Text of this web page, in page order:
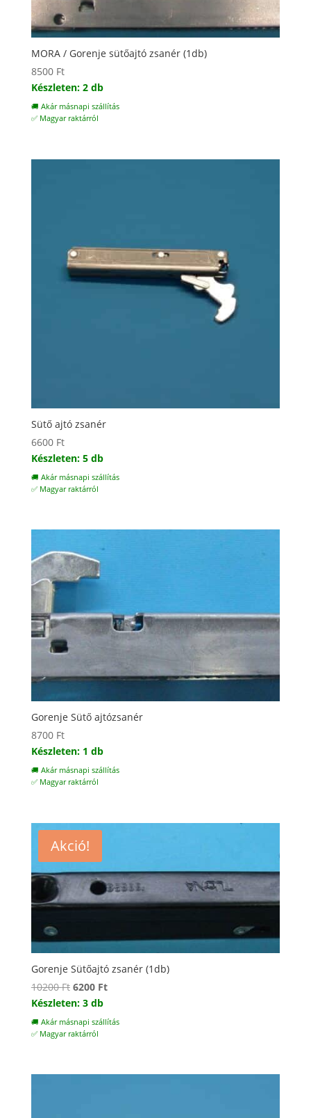
MORA / Gorenje sütőajtó zsanér (1db)
8500 Ft
Készleten: 2 db
🚚 Akár másnapi szállítás
✅ Magyar raktárról
Sütő ajtó zsanér
6600 Ft
Készleten: 5 db
🚚 Akár másnapi szállítás
✅ Magyar raktárról
Gorenje Sütő ajtózsanér
8700 Ft
Készleten: 1 db
🚚 Akár másnapi szállítás
✅ Magyar raktárról
Akció!
Gorenje Sütőajtó zsanér (1db)
10200Ft Original
price
was:
10200 Ft.
6200 FtCurrent
is:
Készleten: 3 db
🚚 Akár másnapi szállítás
✅ Magyar raktárról